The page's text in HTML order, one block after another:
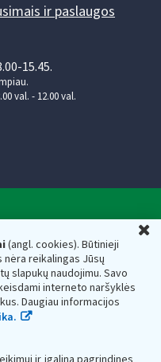
(angl. cookies). Būtinieji
reikalingas Jūsų
slapukų naudojimu. Savo
interneto naršyklės
Daugiau informacijos
ir paslaugos
15.45.
val. - 12.00 val.
— 188659752,
Lietuva, el.paštas:
188659752
prie Lietuvos
ir saugomi Juridinių